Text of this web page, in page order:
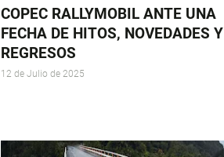
COPEC RALLYMOBIL ANTE UNA
FECHA DE HITOS, NOVEDADES Y
REGRESOS
12 de Julio de 2025